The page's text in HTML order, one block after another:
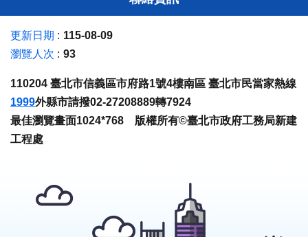
更新日期
115-08-09
瀏覽人次
93
110204 臺北市信義區市府路1號4樓南區 臺北市民當家熱線
1999外縣市請撥02-27208889轉7924
最佳瀏覽畫面1024*768 版權所有©臺北市政府工務局新建
工程處